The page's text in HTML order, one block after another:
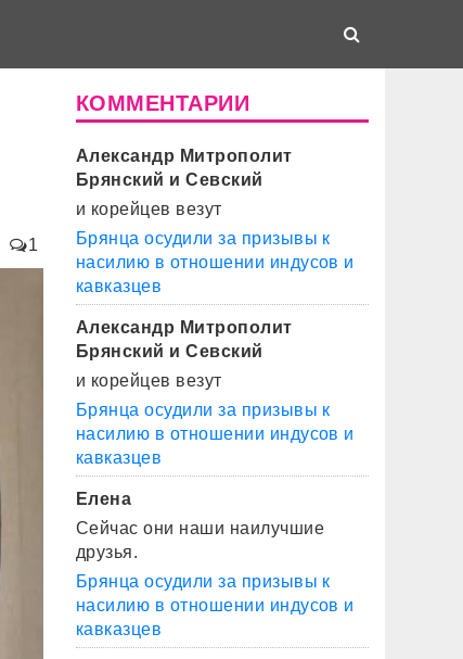
1
КОММЕНТАРИИ
Александр Митрополит
Брянский и Севский
и корейцев везут
Брянца осудили за призывы к
насилию в отношении индусов и
кавказцев
Александр Митрополит
Брянский и Севский
и корейцев везут
Брянца осудили за призывы к
насилию в отношении индусов и
кавказцев
Елена
Сейчас они наши наилучшие
друзья.
Брянца осудили за призывы к
насилию в отношении индусов и
кавказцев